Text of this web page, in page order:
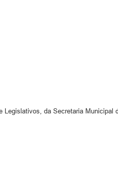
da Secretaria Municipal